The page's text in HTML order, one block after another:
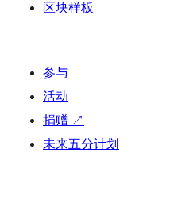
区块样板
参与
活动
捐赠 ↗
未来五分计划